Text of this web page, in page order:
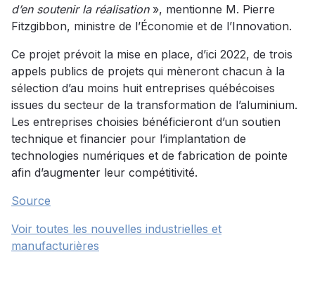
d’en soutenir la réalisation», mentionne M. Pierre
Fitzgibbon, ministre de l’Économie et de l’Innovation.
Ce projet prévoit la mise en place, d’ici 2022, de trois
appels publics de projets qui mèneront chacun à la
sélection d’au moins huit entreprises québécoises
issues du secteur de la transformation de l’aluminium.
Les entreprises choisies bénéficieront d’un soutien
technique et financier pour l’implantation de
technologies numériques et de fabrication de pointe
afin d’augmenter leur compétitivité.
Source
Voir toutes les nouvelles industrielles et
manufacturières